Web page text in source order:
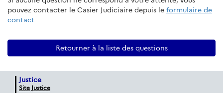
pouvez contacter le Casier Judiciaire depuis le formulaire de
contact
Retourner à la liste des questions
Justice
Site Justice